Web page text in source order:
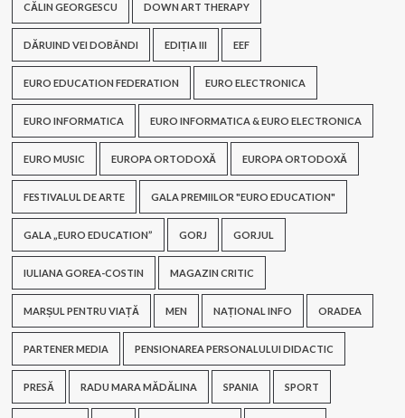
CĂLIN GEORGESCU DOWN ART THERAPY
DĂRUIND VEI DOBÂNDI EDIȚIA III EEF
EURO EDUCATION FEDERATION EURO ELECTRONICA
EURO INFORMATICA EURO INFORMATICA & EURO ELECTRONICA
EURO MUSIC EUROPA ORTODOXĂ EUROPA ORTODOXĂ
FESTIVALUL DE ARTE GALA PREMIILOR "EURO EDUCATION"
GALA „EURO EDUCATION” GORJ GORJUL
IULIANA GOREA-COSTIN MAGAZIN CRITIC
MARȘUL PENTRU VIAȚĂ MEN NAȚIONAL INFO ORADEA
PARTENER MEDIA PENSIONAREA PERSONALULUI DIDACTIC
PRESĂ RADU MARA MĂDĂLINA SPANIA SPORT